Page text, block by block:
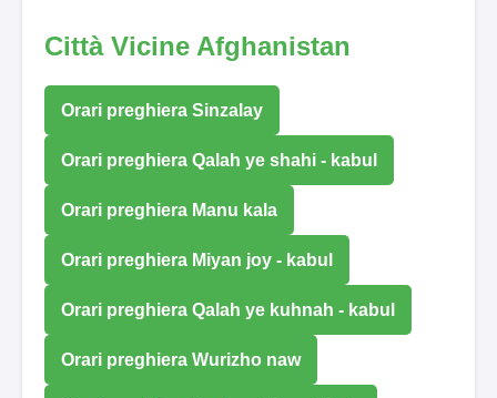
Città Vicine Afghanistan
Orari preghiera Sinzalay
Orari preghiera Qalah ye shahi - kabul
Orari preghiera Manu kala
Orari preghiera Miyan joy - kabul
Orari preghiera Qalah ye kuhnah - kabul
Orari preghiera Wurizho naw